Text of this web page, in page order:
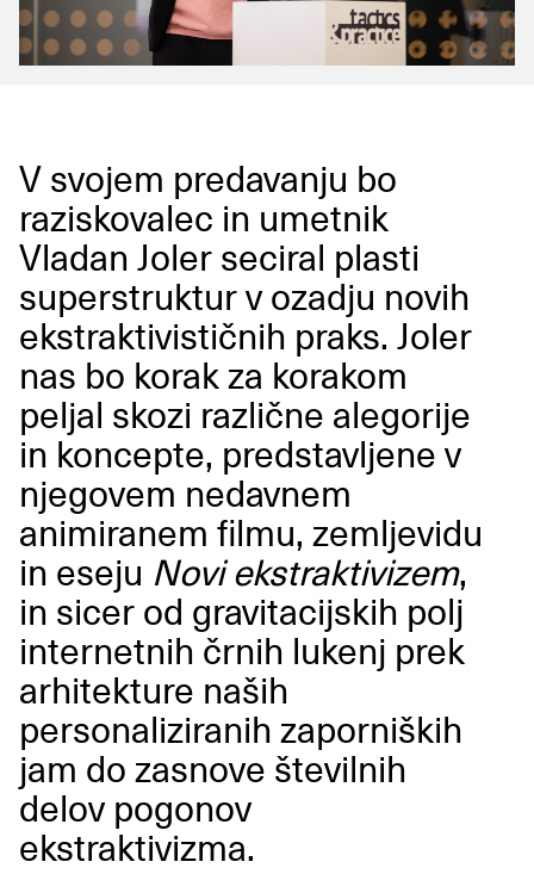
V svojem predavanju bo
raziskovalec in umetnik
Vladan Joler seciral plasti
superstruktur v ozadju novih
ekstraktivističnih praks. Joler
nas bo korak za korakom
peljal skozi različne alegorije
in koncepte, predstavljene v
njegovem nedavnem
animiranem filmu, zemljevidu
in eseju Novi ekstraktivizem,
in sicer od gravitacijskih polj
internetnih črnih lukenj prek
arhitekture naših
personaliziranih zaporniških
jam do zasnove številnih
delov pogonov
ekstraktivizma.